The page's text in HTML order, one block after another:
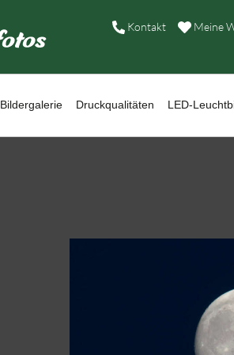
Kontakt Meine
Bildergalerie Druckqualitäten LED-